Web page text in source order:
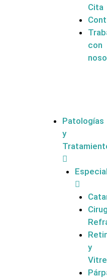
Cita
con
Patologías
y
y